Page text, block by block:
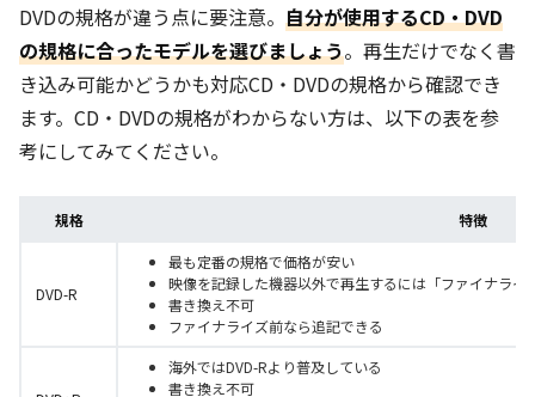
DVDの規格が違う点に要注意。 自分が使用するCD・DVD
の規格に合ったモデルを選びましょう。再生だけでなく書
き込み可能かどうかも対応CD・DVDの規格から確認でき
ます。CD・DVDの規格がわからない方は、以下の表を参
考にしてみてください。
規格 特徴
DVD-R
最も定番の規格で価格が安い
映像を記録した機器以外で再生するには「ファイナライ
書き換え不可
ファイナライズ前なら追記できる
海外ではDVD-Rより普及している
書き換え不可